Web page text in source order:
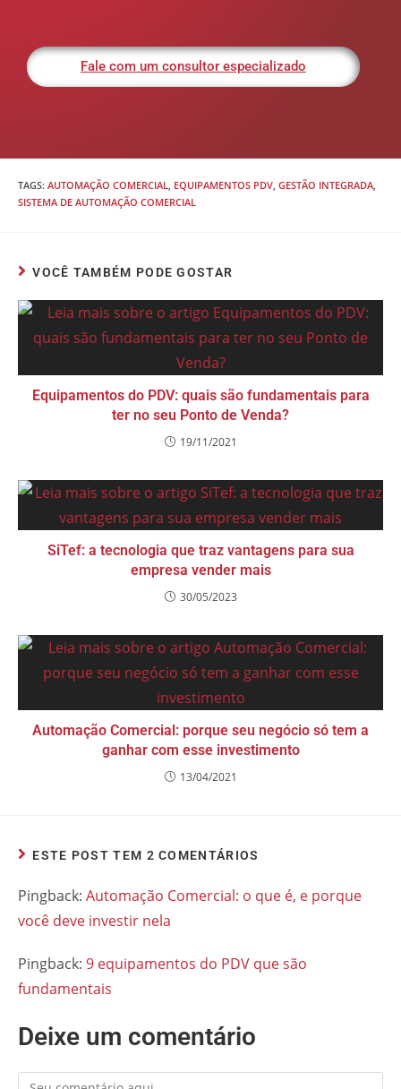
Fale com um consultor especializado
TAGS: AUTOMAÇÃO COMERCIAL EQUIPAMENTOS PDV GESTÃO INTEGRADA
SISTEMA DE AUTOMAÇÃO COMERCIAL
VOCÊ TAMBÉM PODE GOSTAR
Equipamentos do PDV: quais são fundamentais para
ter no seu Ponto de Venda?
19/11/2021
SiTef: a tecnologia que traz vantagens para sua
empresa vender mais
30/05/2023
Automação Comercial: porque seu negócio só tem a
ganhar com esse investimento
13/04/2021
ESTE POST TEM 2 COMENTÁRIOS
Pingback: Automação Comercial: o que é, e porque
você deve investir nela
Pingback: 9 equipamentos do PDV que são
fundamentais
Deixe um comentário